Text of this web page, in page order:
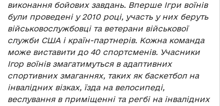
виконання бойових завдань. Вперше Ігри воїнів
були проведені у 2010 році, участь у них беруть
військовослужбовці та ветерани військової
служби США і країн-партнерів. Кожна команда
може виставити до 40 спортсменів. Учасники
Ігор воїнів змагатимуться в адаптивних
спортивних змаганнях, таких як баскетбол на
інвалідних візках, їзда на велосипеді,
веслування в приміщенні та регбі на інвалідних